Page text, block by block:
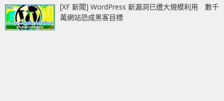
[XF 新聞] WordPress 新漏洞已遭大規模利用 數千
萬網站恐成黑客目標